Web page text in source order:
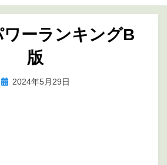
ワーランキングΒ
版
投稿者marumegane
投 2024年5月29日